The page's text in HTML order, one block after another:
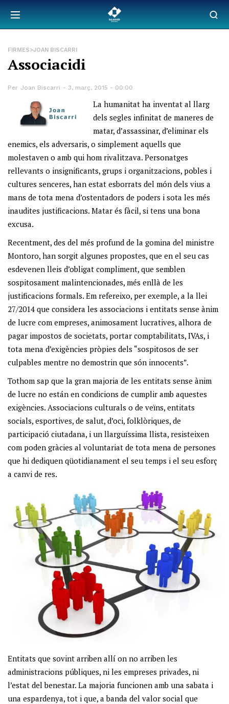
FIRMES>JOAN BISCARRI
Associacidi
Per Joan Biscarri 3, març, 2015 - 00:00
La humanitat ha inventat al llarg
dels segles infinitat de maneres de
matar, d’assassinar, d’eliminar els
enemics, els adversaris, o simplement aquells que
molestaven o amb qui hom rivalitzava. Personatges
rellevants o insignificants, grups i organitzacions, pobles i
cultures senceres, han estat esborrats del món dels vius a
mans de tota mena d’ostentadors de poders i sota les més
inaudites justificacions. Matar és fàcil, si tens una bona
excusa.
Recentment, des del més profund de la gomina del ministre
Montoro, han sorgit algunes propostes, que en el seu cas
esdevenen lleis d’obligat compliment, que semblen
sospitosament malintencionades, més enllà de les
justificacions formals. Em refereixo, per exemple, a la llei
27/2014 que considera les associacions i entitats sense ànim
de lucre com empreses, animosament lucratives, alhora de
pagar impostos de societats, portar comptabilitats, IVAs, i
tota mena d’exigències pròpies dels “sospitosos de ser
culpables mentre no demostrin que són innocents”.
Tothom sap que la gran majoria de les entitats sense ànim
de lucre no están en condicions de cumplir amb aquestes
exigències. Associacions culturals o de veïns, entitats
socials, esportives, de salut, d’oci, folklòriques, de
participació ciutadana, i un llarguíssima llista, resisteixen
com poden gràcies al voluntariat de tota mena de persones
que hi dediquen qüotidianament el seu temps i el seu esforç
a canvi de res.
Entitats que sovint arriben allí on no arriben les
administracions públiques, ni les empreses privades, ni
l’estat del benestar. La majoria funcionen amb una sabata i
una espardenya, tot i que, a banda del valor social que